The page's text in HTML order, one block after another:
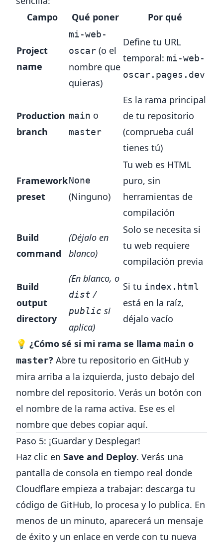
Campo
Qué poner Por qué
Project
name
mi-web-
oscar (o el
nombre que
quieras)
Define tu URL
temporal: mi-web-
oscar.pages.dev
Production
branch
main o
master
Es la rama principal
de tu repositorio
(comprueba cuál
tienes tú)
Framework
preset
None
(Ninguno)
Tu web es HTML
puro, sin
herramientas de
compilación
Build
command
(Déjalo en
blanco)
Solo se necesita si
tu web requiere
compilación previa
Build
output
directory
(En blanco, o
dist /
public si
aplica)
Si tu index.html
está en la raíz,
déjalo vacío
💡 ¿Cómo sé si mi rama se llama main o
master? Abre tu repositorio en GitHub y
mira arriba a la izquierda, justo debajo del
nombre del repositorio. Verás un botón con
el nombre de la rama activa. Ese es el
nombre que debes copiar aquí.
Paso 5: ¡Guardar y Desplegar!
Haz clic en Save and Deploy. Verás una
pantalla de consola en tiempo real donde
Cloudflare empieza a trabajar: descarga tu
código de GitHub, lo procesa y lo publica. En
menos de un minuto, aparecerá un mensaje
de éxito y un enlace en verde con tu nueva